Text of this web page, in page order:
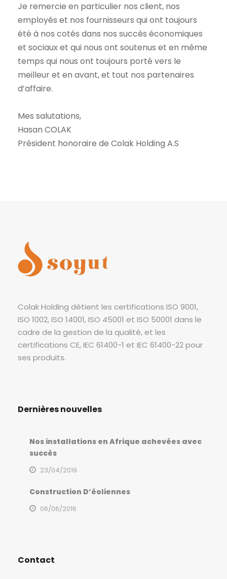
Je remercie en particulier nos client, nos
employés et nos fournisseurs qui ont toujours
été à nos cotés dans nos succès économiques
et sociaux et qui nous ont soutenus et en même
temps qui nous ont toujours porté vers le
meilleur et en avant, et tout nos partenaires
d’affaire.
Mes salutations,
Hasan COLAK
Président honoraire de Colak Holding A.S
Colak Holding détient les certifications ISO 9001,
ISO 1002, ISO 14001, ISO 45001 et ISO 50001 dans le
cadre de la gestion de la qualité, et les
certifications CE, IEC 61400-1 et IEC 61400-22 pour
ses produits.
Dernières nouvelles
Nos installations en Afrique achevées avec
succès
23/04/2019
Construction D’éoliennes
06/06/2016
Contact